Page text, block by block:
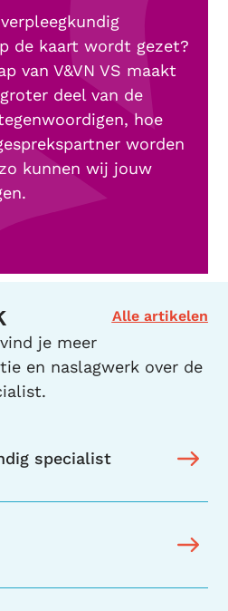
de kaart wordt gezet?
van V&VN VS maakt
deel van de
hoe
worden
kunnen wij jouw
Alle artikelen
je meer
en naslagwerk over de
specialist